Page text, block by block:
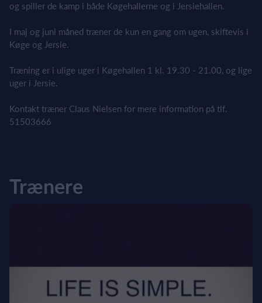
og spiller de kamp i både Køgehallerne og i Jersiehallen.
I maj og juni måned træner de kun en gang om ugen, skiftevis i
Køge og Jersie.
Træning er i ulige uger i Køgehallen 1 kl. 19.30 - 21.00, og lige
uger i Jersie.
Kontakt træner Claus Nielsen for mere information på tlf.
51503666
Trænere